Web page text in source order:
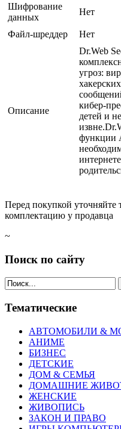
Шифрование
данных
Нет
Файл-шреддер Нет
Описание
Dr.Web
угроз:
кибер-
детей и
функции
Перед покупкой уточняйте
комплектацию у продавца
~
Поиск по сайту
Тематические
АВТОМОБИЛИ &
АНИМЕ
БИЗНЕС
ДЕТСКИЕ
ДОМ & СЕМЬЯ
ДОМАШНИЕ
ЖЕНСКИЕ
ЖИВОПИСЬ
ЗАКОН И ПРАВО